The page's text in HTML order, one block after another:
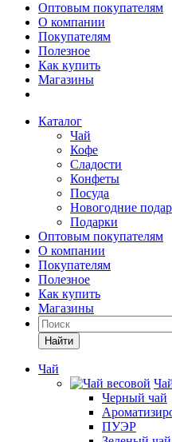
Оптовым покупателям
О компании
Покупателям
Полезное
Как купить
Магазины
Каталог
Чай
Кофе
Сладости
Конфеты
Посуда
Новогодние
Подарки
Оптовым покупателям
О компании
Покупателям
Полезное
Как купить
Магазины
Найти
Чай
Черный чай
ПУЭР